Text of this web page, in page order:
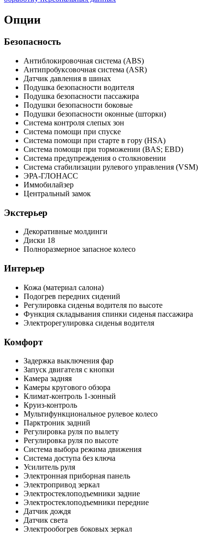
Опции
Безопасность
Антиблокировочная система (ABS)
Антипробуксовочная система (ASR)
Датчик давления в шинах
Подушка безопасности водителя
Подушка безопасности пассажира
Подушки безопасности боковые
Подушки безопасности оконные (шторки)
Система контроля слепых зон
Система помощи при спуске
Система помощи при старте в гору (HSA)
Система помощи при торможении (BAS; EBD)
Система предупреждения о столкновении
Система стабилизации рулевого управления (VSM)
ЭРА-ГЛОНАСС
Иммобилайзер
Центральный замок
Экстерьер
Декоративные молдинги
Диски 18
Полноразмерное запасное колесо
Интерьер
Кожа (материал салона)
Подогрев передних сидений
Регулировка сиденья водителя по высоте
Функция складывания спинки сиденья пассажира
Электрорегулировка сиденья водителя
Комфорт
Задержка выключения фар
Запуск двигателя с кнопки
Камера задняя
Камеры кругового обзора
Климат-контроль 1-зонный
Круиз-контроль
Мультифункциональное рулевое колесо
Парктроник задний
Регулировка руля по вылету
Регулировка руля по высоте
Система выбора режима движения
Система доступа без ключа
Усилитель руля
Электронная приборная панель
Электропривод зеркал
Электростеклоподъемники задние
Электростеклоподъемники передние
Датчик дождя
Датчик света
Электрообогрев боковых зеркал